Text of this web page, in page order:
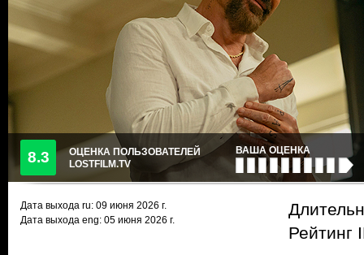
8.3
ОЦЕНКА ПОЛЬЗОВАТЕЛЕЙ
LOSTFILM.TV
ВАША ОЦЕНКА
Дата выхода ru: 09 июня 2026 г.
Дата выхода eng: 05 июня 2026 г.
Рейтинг